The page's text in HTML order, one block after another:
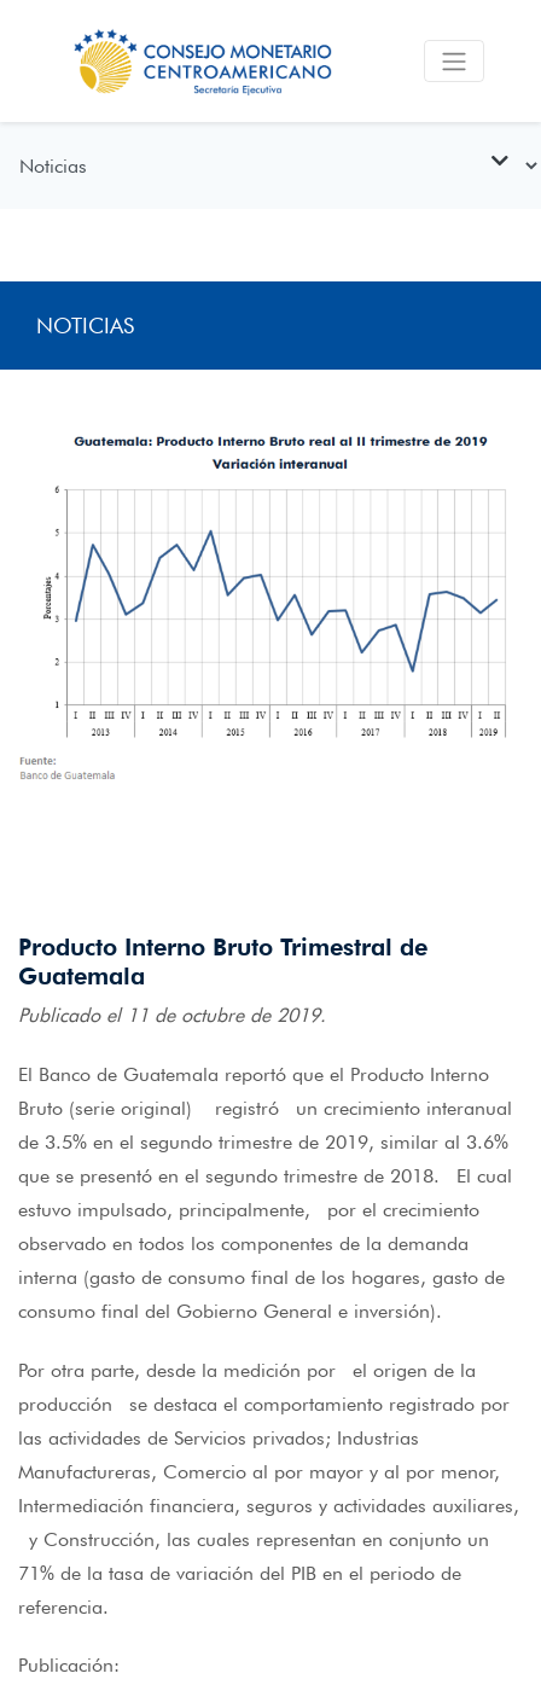
NOTICIAS
Producto Interno Bruto Trimestral de
Guatemala
Publicado el 11 de octubre de 2019.
El Banco de Guatemala reportó que el Producto Interno
Bruto (serie original) registró un crecimiento interanual
de 3.5% en el segundo trimestre de 2019, similar al 3.6%
que se presentó en el segundo trimestre de 2018. El cual
estuvo impulsado, principalmente, por el crecimiento
observado en todos los componentes de la demanda
interna (gasto de consumo final de los hogares, gasto de
consumo final del Gobierno General e inversión).
Por otra parte, desde la medición por el origen de la
producción se destaca el comportamiento registrado por
las actividades de Servicios privados; Industrias
Manufactureras, Comercio al por mayor y al por menor,
Intermediación financiera, seguros y actividades auxiliares,
y Construcción, las cuales representan en conjunto un
71% de la tasa de variación del PIB en el periodo de
referencia.
Publicación: